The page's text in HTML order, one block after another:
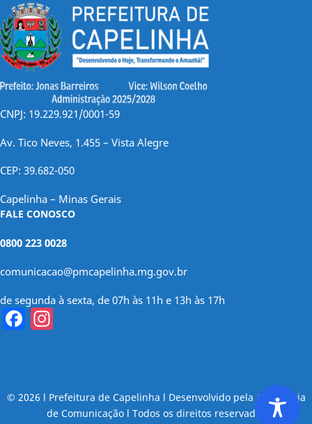
CNPJ: 19.229.921/0001-59
Av. Tico Neves, 1.455 – Vista Alegre
CEP: 39.682-050
Capelinha – Minas Gerais
FALE CONOSCO
0800 223 0028
comunicacao@pmcapelinha.mg.gov.br
de segunda à sexta, de 07h às 11h e 13h às 17h
Facebook
© 2026 l Prefeitura de Capelinha l Desenvolvido pela Assessoria
de Comunicação l Todos os direitos reservados